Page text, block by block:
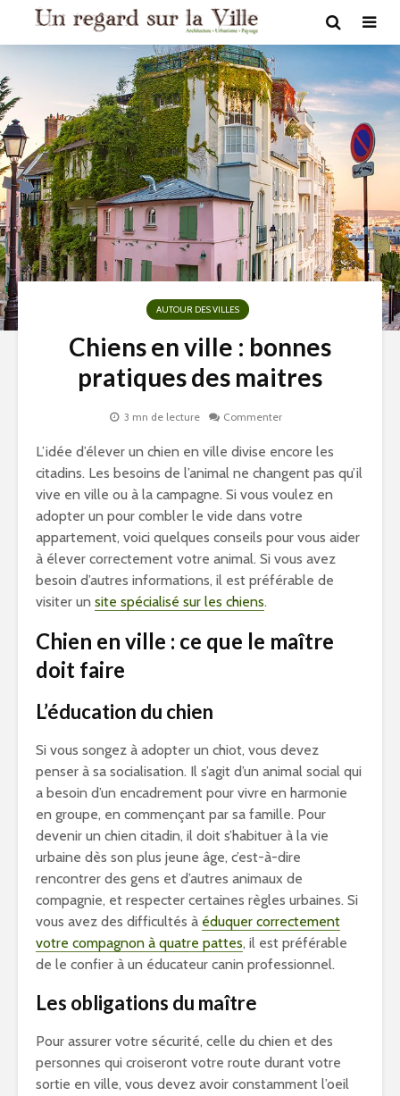
AUTOUR DES VILLES
Chiens en ville : bonnes
pratiques des maitres
3 mn de lecture Commenter
L’idée d’élever un chien en ville divise encore les
citadins. Les besoins de l’animal ne changent pas qu’il
vive en ville ou à la campagne. Si vous voulez en
adopter un pour combler le vide dans votre
appartement, voici quelques conseils pour vous aider
à élever correctement votre animal. Si vous avez
besoin d’autres informations, il est préférable de
visiter un site spécialisé sur les chiens.
Chien en ville : ce que le maître
doit faire
L’éducation du chien
Si vous songez à adopter un chiot, vous devez
penser à sa socialisation. Il s’agit d’un animal social qui
a besoin d’un encadrement pour vivre en harmonie
en groupe, en commençant par sa famille. Pour
devenir un chien citadin, il doit s’habituer à la vie
urbaine dès son plus jeune âge, c’est-à-dire
rencontrer des gens et d’autres animaux de
compagnie, et respecter certaines règles urbaines. Si
vous avez des difficultés à éduquer correctement
votre compagnon à quatre pattes, il est préférable
de le confier à un éducateur canin professionnel.
Les obligations du maître
Pour assurer votre sécurité, celle du chien et des
personnes qui croiseront votre route durant votre
sortie en ville, vous devez avoir constamment l’oeil